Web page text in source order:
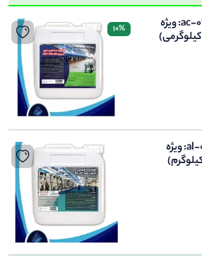
شوینده اسیدی بدون کف ac-02: ویژه 10%
شوینده قلیایی بدون کف al-01: ویژه